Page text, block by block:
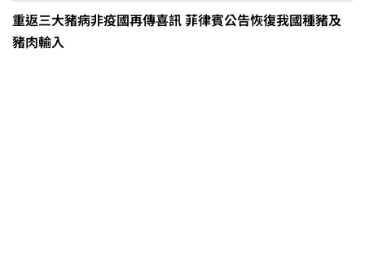
重返三大豬病非疫國再傳喜訊 菲律賓公告恢復我國種豬及
豬肉輸入